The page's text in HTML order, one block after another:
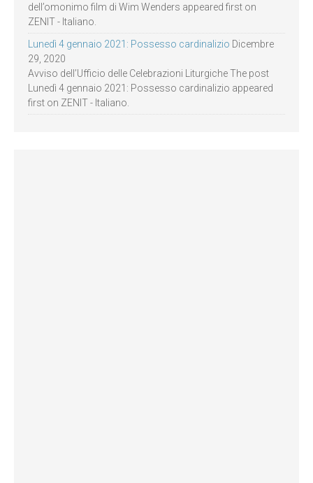
dell’omonimo film di Wim Wenders appeared first on
ZENIT - Italiano.
Lunedì 4 gennaio 2021: Possesso cardinalizio Dicembre
29, 2020
Avviso dell’Ufficio delle Celebrazioni Liturgiche The post
Lunedì 4 gennaio 2021: Possesso cardinalizio appeared
first on ZENIT - Italiano.